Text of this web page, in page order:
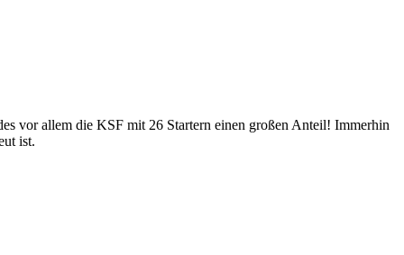
vor allem die KSF mit 26 Startern einen großen Anteil! Immerhin
ist.